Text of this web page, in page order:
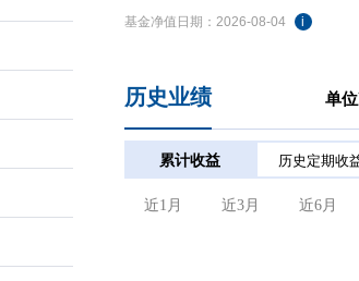
基金净值日期： 2026-08-04 i
历史业绩 单
累计收益 历史定期收
近1月 近3月 近6月